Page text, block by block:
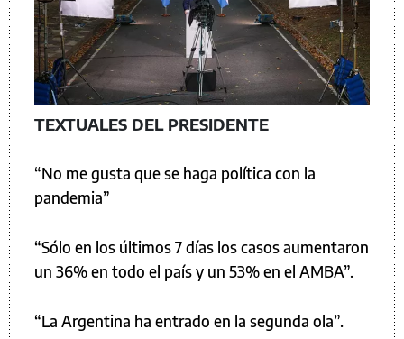
TEXTUALES DEL PRESIDENTE
“No me gusta que se haga política con la
pandemia”
“Sólo en los últimos 7 días los casos aumentaron
un 36% en todo el país y un 53% en el AMBA”.
“La Argentina ha entrado en la segunda ola”.